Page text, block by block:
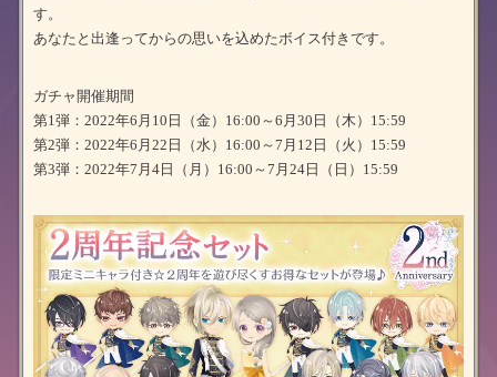
す。
あなたと出逢ってからの思いを込めたボイス付きです。
ガチャ開催期間
第1弾：2022年6月10日（金）16:00～6月30日（木）15:59
第2弾：2022年6月22日（水）16:00～7月12日（火）15:59
第3弾：2022年7月4日（月）16:00～7月24日（日）15:59